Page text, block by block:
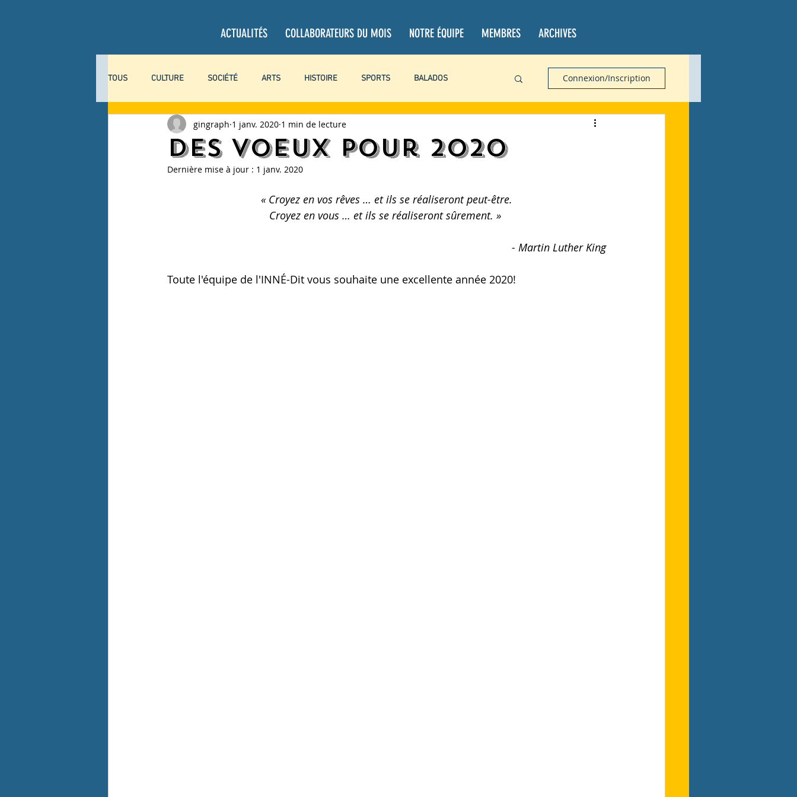
ACTUALITÉS COLLABORATEURS DU MOIS NOTRE ÉQUIPE MEMBRES ARCHIVES
TOUS CULTURE SOCIÉTÉ ARTS HISTOIRE SPORTS BALADOS
COLLABORATEURS PROJETS PERSONNELS
EXPLORACTION COVID-19 BOOKTUBE
Connexion/Inscription
Des Voeux pour 2020
gingraph 1 janv. 2020 1 min de lecture
Dernière mise à jour : 1 janv. 2020
« Croyez en vos rêves … et ils se réaliseront peut-être.
Croyez en vous … et ils se réaliseront sûrement. »
- Martin Luther King
Toute l'équipe de l'INNÉ-Dit vous souhaite une excellente année 2020!